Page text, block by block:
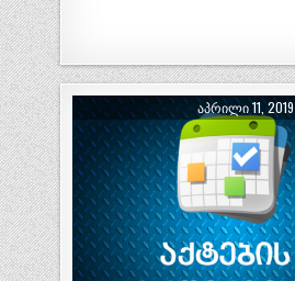
ᲐᲞᲠᲘᲚᲘ 11, 2019